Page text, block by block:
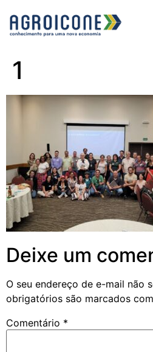
1
Deixe um
O seu endereço de e-mail não
obrigatórios são marcados com
Comentário *